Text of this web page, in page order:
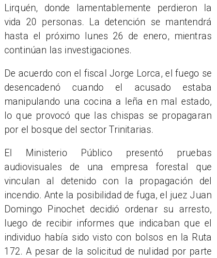
Lirquén, donde lamentablemente perdieron la
vida 20 personas. La detención se mantendrá
hasta el próximo lunes 26 de enero, mientras
continúan las investigaciones.
De acuerdo con el fiscal Jorge Lorca, el fuego se
desencadenó cuando el acusado estaba
manipulando una cocina a leña en mal estado,
lo que provocó que las chispas se propagaran
por el bosque del sector Trinitarias.
El Ministerio Público presentó pruebas
audiovisuales de una empresa forestal que
vinculan al detenido con la propagación del
incendio. Ante la posibilidad de fuga, el juez Juan
Domingo Pinochet decidió ordenar su arresto,
luego de recibir informes que indicaban que el
individuo había sido visto con bolsos en la Ruta
172. A pesar de la solicitud de nulidad por parte